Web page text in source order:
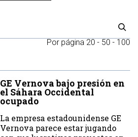
Por página 20 - 50 - 100
GE Vernova bajo presión en
el Sáhara Occidental
ocupado
La empresa estadounidense GE
Vernova parece estar jugando